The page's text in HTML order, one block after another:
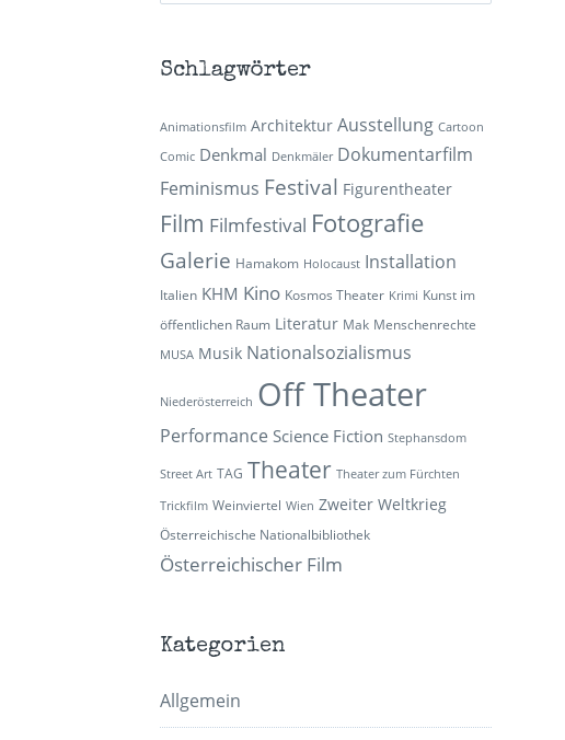
Schlagwörter
Animationsfilm Architektur Ausstellung Cartoon
Comic Denkmal Denkmäler Dokumentarfilm
Feminismus Festival Figurentheater
Film Filmfestival Fotografie
Galerie Hamakom Holocaust Installation
Italien KHM Kino Kosmos Theater Krimi Kunst im
öffentlichen Raum Literatur Mak Menschenrechte
MUSA Musik Nationalsozialismus
Niederösterreich Off Theater
Performance Science Fiction Stephansdom
Street Art TAG Theater Theater zum Fürchten
Trickfilm Weinviertel Wien Zweiter Weltkrieg
Österreichische Nationalbibliothek
Österreichischer Film
Kategorien
Allgemein